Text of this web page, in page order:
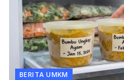
BERITA UMKM